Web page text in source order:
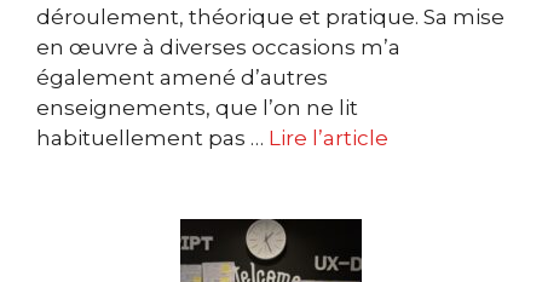
déroulement, théorique et pratique. Sa mise
en œuvre à diverses occasions m’a
également amené d’autres
enseignements, que l’on ne lit
habituellement pas … Lire l’article